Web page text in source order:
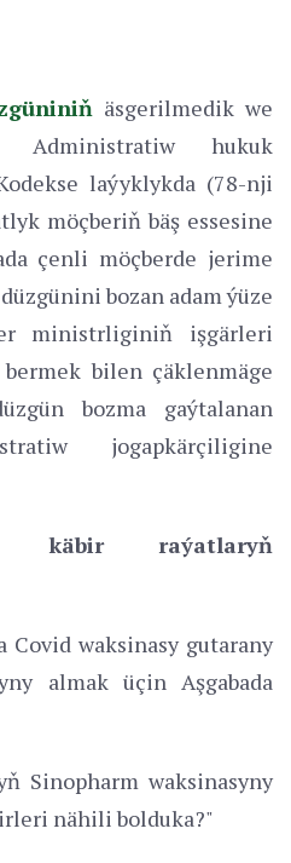
äsgerilmedik we
Administratiw hukuk
laýyklykda (78-nji
möçberiň bäş essesine
çenli möçberde jerime
bozan adam ýüze
ministrliginiň işgärleri
bilen çäklenmäge
bozma gaýtalanan
jogapkärçiligine
käbir raýatlaryň
Covid waksinasy gutarany
almak üçin Aşgabada
Sinopharm waksinasyny
nähili bolduka?"